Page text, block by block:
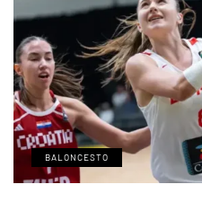
BALONCESTO